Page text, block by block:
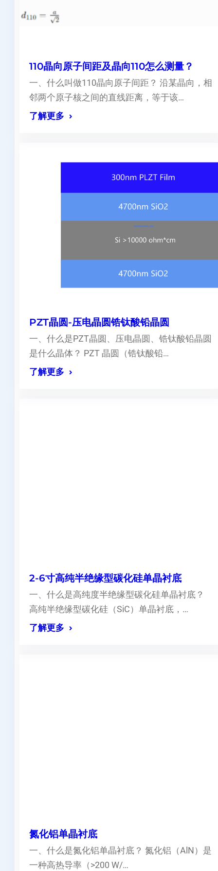
110晶向原子间距及晶向110怎么测量？
一、什么叫做110晶向原子间距？ 沿某晶向，相
邻两个原子核之间的直线距离，等于该…
了解更多
PZT晶圆-压电晶圆锆钛酸铅晶圆
一、什么是PZT晶圆、压电晶圆、锆钛酸铅晶圆
是什么晶体？ PZT 晶圆（锆钛酸铅…
了解更多
2-6寸高纯半绝缘型碳化硅单晶衬底
一、什么是高纯度半绝缘型碳化硅单晶衬底？
高纯半绝缘型碳化硅（SiC）单晶衬底，…
了解更多
氮化铝单晶衬底
一、什么是氮化铝单晶衬底？ 氮化铝（AlN）是
一种高热导率（>200 W/…